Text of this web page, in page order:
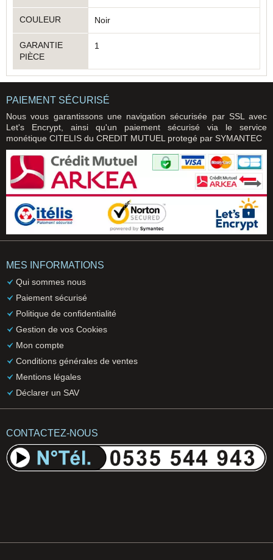
COULEUR Noir
GARANTIE
PIÈCE
1
PAIEMENT SÉCURISÉ
Nous vous garantissons une navigation sécurisée par SSL avec
Let's Encrypt, ainsi qu'un paiement sécurisé via le service
monétique CITELIS du CREDIT MUTUEL protegé par SYMANTEC
MES INFORMATIONS
Qui sommes nous
Paiement sécurisé
Politique de confidentialité
Gestion de vos Cookies
Mon compte
Conditions générales de ventes
Mentions légales
Déclarer un SAV
CONTACTEZ-NOUS